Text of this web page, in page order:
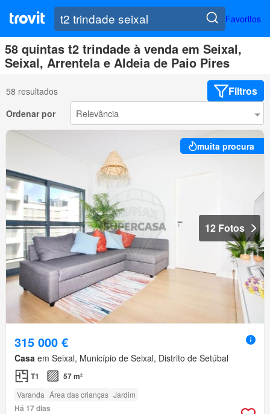
Favoritos
58 quintas t2 trindade à venda em Seixal,
Seixal, Arrentela e Aldeia de Paio Pires
58 resultados Filtros
Ordenar por
muita procura
12 Fotos
315 000 €
Casa em Seixal, Município de Seixal, Distrito de Setúbal
T1 57 m²
Varanda Área das crianças Jardim
Há 17 dias